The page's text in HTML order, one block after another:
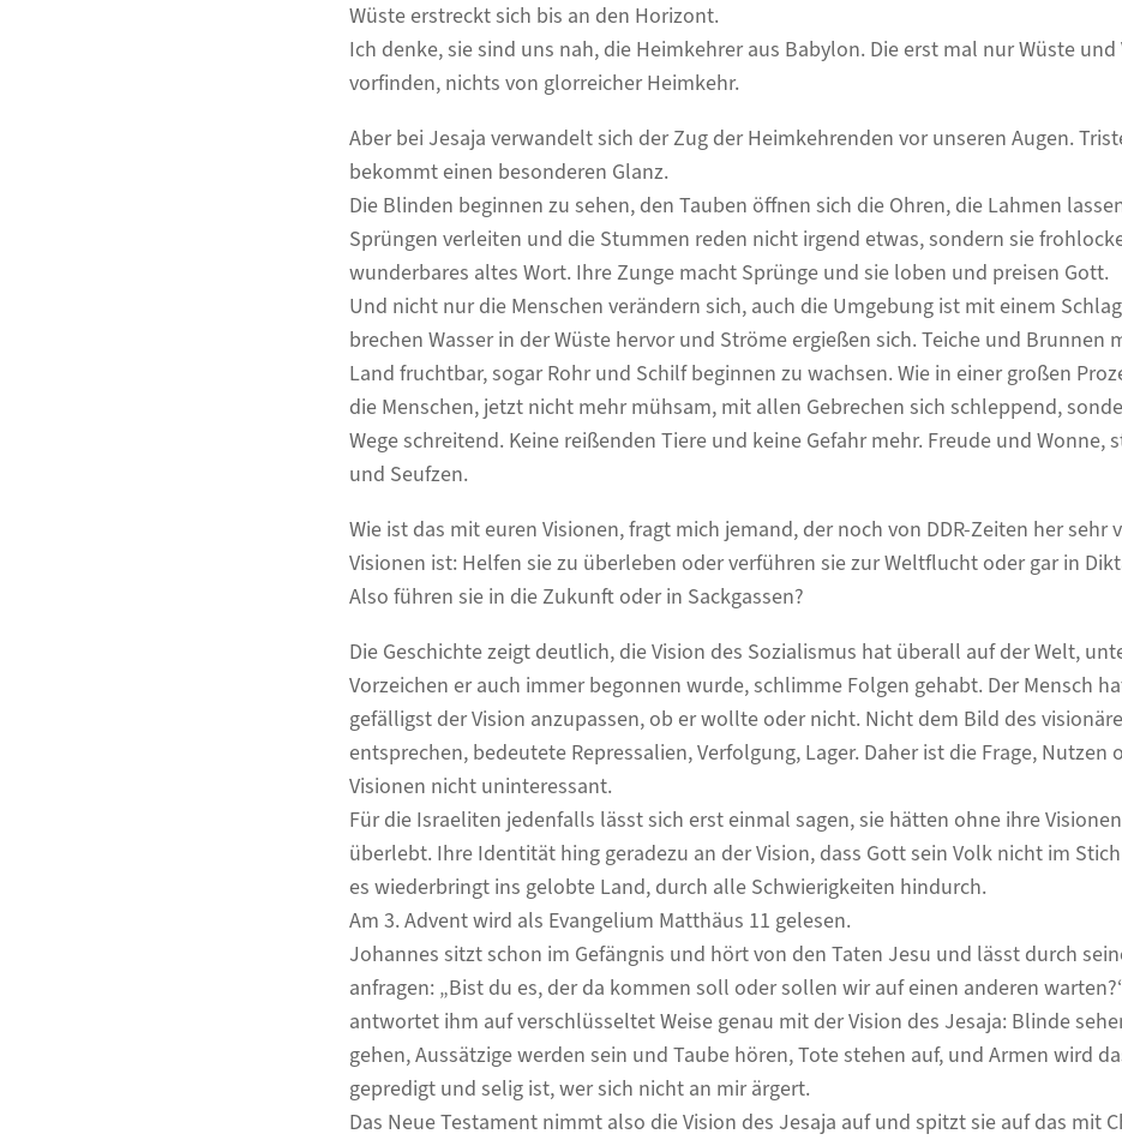
Wüste erstreckt sich bis an den Horizont.
Ich denke, sie sind uns nah, die Heimkehrer aus Babylon. Die erst mal nur Wüste
vorfinden, nichts von glorreicher Heimkehr.
Aber bei Jesaja verwandelt sich der Zug der Heimkehrenden vor unseren Augen.
bekommt einen besonderen Glanz.
Die Blinden beginnen zu sehen, den Tauben öffnen sich die Ohren, die Lahmen
Sprüngen verleiten und die Stummen reden nicht irgend etwas, sondern sie
wunderbares altes Wort. Ihre Zunge macht Sprünge und sie loben und preisen Gott.
Und nicht nur die Menschen verändern sich, auch die Umgebung ist mit einem
brechen Wasser in der Wüste hervor und Ströme ergießen sich. Teiche und Brunnen
Land fruchtbar, sogar Rohr und Schilf beginnen zu wachsen. Wie in einer großen
die Menschen, jetzt nicht mehr mühsam, mit allen Gebrechen sich schleppend,
Wege schreitend. Keine reißenden Tiere und keine Gefahr mehr. Freude und Wonne,
und Seufzen.
Wie ist das mit euren Visionen, fragt mich jemand, der noch von DDR-Zeiten her sehr
Visionen ist: Helfen sie zu überleben oder verführen sie zur Weltflucht oder gar in
Also führen sie in die Zukunft oder in Sackgassen?
Die Geschichte zeigt deutlich, die Vision des Sozialismus hat überall auf der Welt,
Vorzeichen er auch immer begonnen wurde, schlimme Folgen gehabt. Der Mensch
gefälligst der Vision anzupassen, ob er wollte oder nicht. Nicht dem Bild des
entsprechen, bedeutete Repressalien, Verfolgung, Lager. Daher ist die Frage, Nutzen
Visionen nicht uninteressant.
Für die Israeliten jedenfalls lässt sich erst einmal sagen, sie hätten ohne ihre
überlebt. Ihre Identität hing geradezu an der Vision, dass Gott sein Volk nicht im
es wiederbringt ins gelobte Land, durch alle Schwierigkeiten hindurch.
Am 3. Advent wird als Evangelium Matthäus 11 gelesen.
Johannes sitzt schon im Gefängnis und hört von den Taten Jesu und lässt durch
anfragen: „Bist du es, der da kommen soll oder sollen wir auf einen anderen
antwortet ihm auf verschlüsseltet Weise genau mit der Vision des Jesaja: Blinde
gehen, Aussätzige werden sein und Taube hören, Tote stehen auf, und Armen wird
gepredigt und selig ist, wer sich nicht an mir ärgert.
Das Neue Testament nimmt also die Vision des Jesaja auf und spitzt sie auf das mit